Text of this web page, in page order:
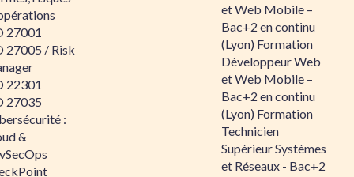
27001
27005 / Risk
22301
27035
:
&
et Web Mobile –
Bac+2 en continu
(Lyon) Formation
Développeur Web
et Web Mobile –
Bac+2 en continu
(Lyon) Formation
Technicien
Supérieur Systèmes
et Réseaux - Bac+2